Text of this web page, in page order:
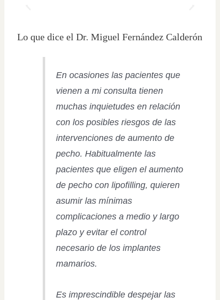
Lo que dice el Dr. Miguel Fernández Calderón
En ocasiones las pacientes que
vienen a mi consulta tienen
muchas inquietudes en relación
con los posibles riesgos de las
intervenciones de aumento de
pecho. Habitualmente las
pacientes que eligen el aumento
de pecho con lipofilling, quieren
asumir las mínimas
complicaciones a medio y largo
plazo y evitar el control
necesario de los implantes
mamarios.
Es imprescindible despejar las